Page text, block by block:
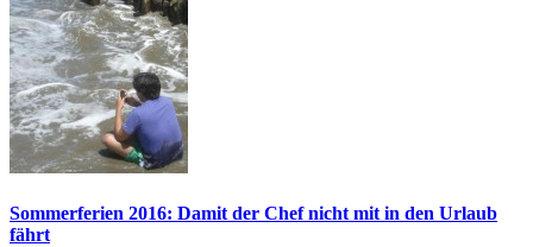
Sommerferien 2016: Damit der Chef nicht mit in den Urlaub
fährt